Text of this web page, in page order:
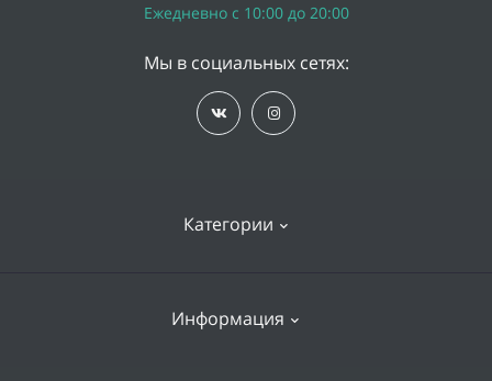
Категории
Информация
Ежедневно с 10:00 до 20:00
Мы в социальных сетях: